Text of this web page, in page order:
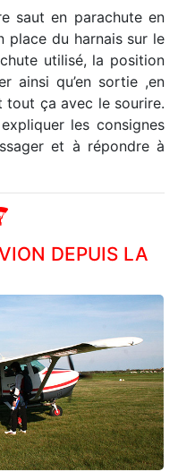
saut en parachute en
place du harnais sur le
utilisé, la position
ainsi qu’en sortie ,en
tout ça avec le sourire.
les consignes
et à répondre à
DEPUIS LA